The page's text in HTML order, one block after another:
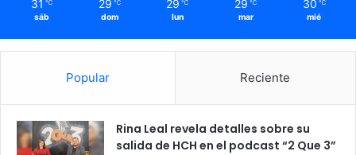
31 ℃
sáb
29 ℃
dom
29 ℃
lun
29 ℃
mar
30 ℃
mié
Popular Reciente
Rina Leal revela detalles sobre su
salida de HCH en el podcast “2 Que 3”